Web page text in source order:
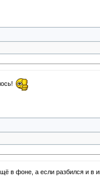
фоне, а если разбился и в